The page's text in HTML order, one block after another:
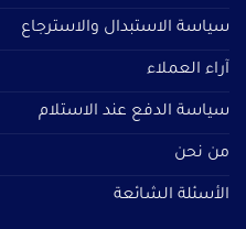
سياسة الاستبدال والاسترجاع
آراء العملاء
سياسة الدفع عند الاستلام
من نحن
الأسئلة الشائعة